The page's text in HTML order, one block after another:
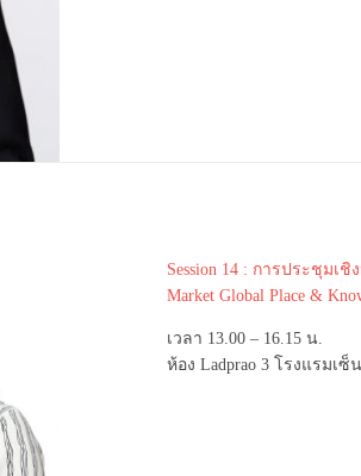
Session 14 : การประชุม
Market Global Place &
เวลา 13.00 – 16.15 น.
ห้อง Ladprao 3 โรงแรมเ